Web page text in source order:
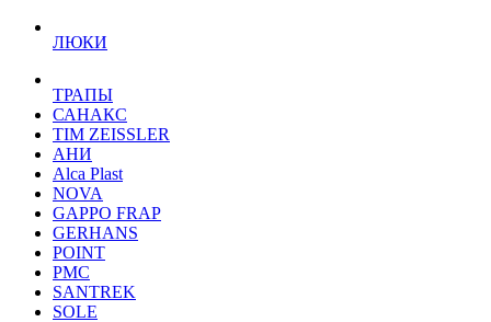
ЛЮКИ
ТРАПЫ
САНАКС
TIM ZEISSLER
АНИ
Alca Plast
NOVA
GAPPO FRAP
GERHANS
POINT
РМС
SANTREK
SOLE